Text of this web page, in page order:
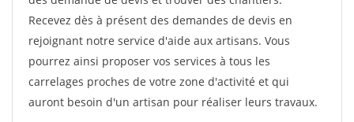
Recevez dès à présent des demandes de devis en
rejoignant notre service d'aide aux artisans. Vous
pourrez ainsi proposer vos services à tous les
carrelages proches de votre zone d'activité et qui
auront besoin d'un artisan pour réaliser leurs travaux.